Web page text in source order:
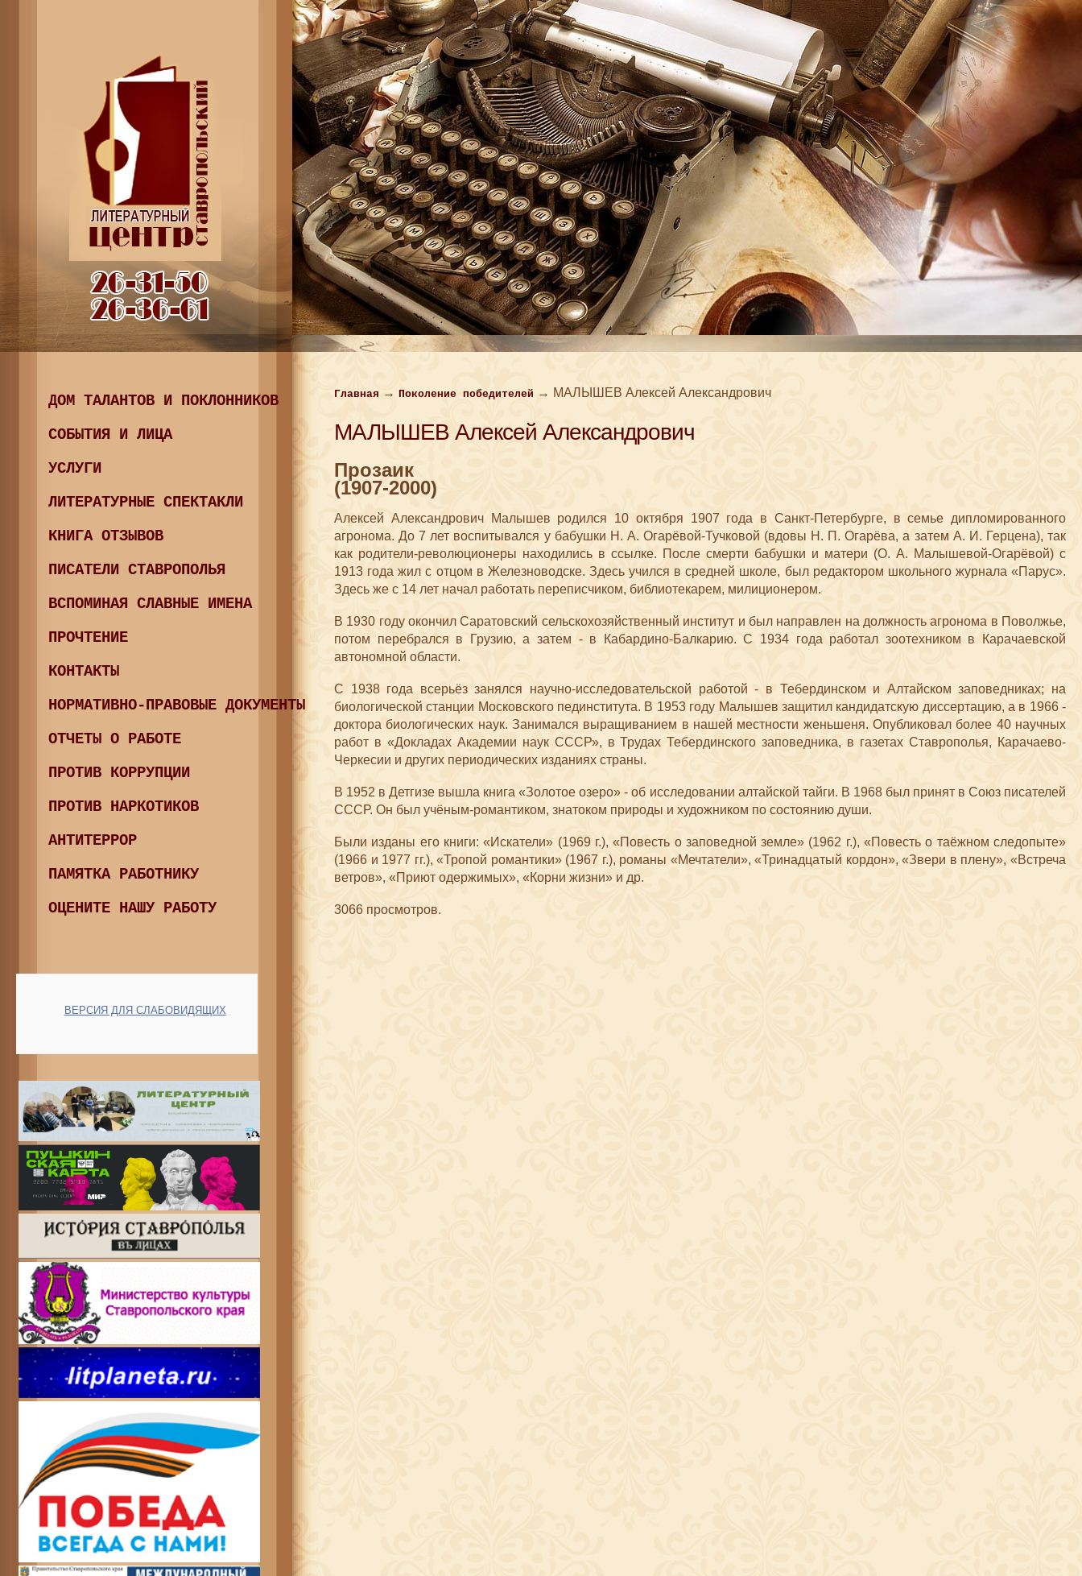
ДОМ ТАЛАНТОВ И ПОКЛОННИКОВ
СОБЫТИЯ И ЛИЦА
УСЛУГИ
ЛИТЕРАТУРНЫЕ СПЕКТАКЛИ
КНИГА ОТЗЫВОВ
ПИСАТЕЛИ СТАВРОПОЛЬЯ
ВСПОМИНАЯ СЛАВНЫЕ ИМЕНА
ПРОЧТЕНИЕ
КОНТАКТЫ
НОРМАТИВНО-ПРАВОВЫЕ ДОКУМЕНТЫ
ОТЧЕТЫ О РАБОТЕ
ПРОТИВ КОРРУПЦИИ
ПРОТИВ НАРКОТИКОВ
АНТИТЕРРОР
ПАМЯТКА РАБОТНИКУ
ОЦЕНИТЕ НАШУ РАБОТУ
ВЕРСИЯ ДЛЯ СЛАБОВИДЯЩИХ
Главная → Поколение победителей → МАЛЫШЕВ Алексей Александро​вич
МАЛЫШЕВ Алексей Александро​вич
Прозаик
(1907-2000)
Алексей Александро​вич Малышев родился 10 октября 1907 года в Санкт-Петербурге, в семье дипломированного
агронома. До 7 лет воспитывался у бабушки Н. А. Огарёвой-Тучковой (вдовы Н. П. Огарёва, а затем А. И. Герцена), так
как родители-революционеры находились в ссылке. После смерти бабушки и матери (О. А. Малышевой-Огарёвой) с
1913 года жил с отцом в Железноводске. Здесь учился в средней школе, был редактором школьного журнала «Парус».
Здесь же с 14 лет начал работать переписчиком, библиотекарем, милиционером.
В 1930 году окончил Саратовский сельскохозяйственный институт и был направлен на должность агронома в Поволжье,
потом перебрался в Грузию, а затем - в Кабардино-Балкарию. С 1934 года работал зоотехником в Карачаевской
автономной области.
С 1938 года всерьёз занялся научно-исследовательской работой - в Тебердинском и Алтайском заповедниках; на
биологической станции Московского пединститута. В 1953 году Малышев защитил кандидат​скую диссертацию, а в 1966 -
доктора биологических наук. Занимался выращиванием в нашей местности женьшеня. Опубликовал более 40 научных
работ в «Докладах Академии наук СССР», в Трудах Тебердинского заповедника, в газетах Ставрополья, Карачаево-
Черкесии и других периодических изданиях страны.
В 1952 в Детгизе вышла книга «Золотое озеро» - об исследовании алтайской тайги. В 1968 был принят в Союз писателей
СССР. Он был учё​ным-романтиком, знатоком природы и художником по состоянию души.
Были изданы его книги: «Искатели» (1969 г.), «Повесть о заповедной земле» (1962 г.), «Повесть о таёжном следопыте»
(1966 и 1977 гг.), «Тропой романтики» (1967 г.), романы «Мечтатели», «Тринадцатый кордон», «Звери в плену», «Встреча
ветров», «Приют одержимых», «Корни жизни» и др.
3066 просмотров.